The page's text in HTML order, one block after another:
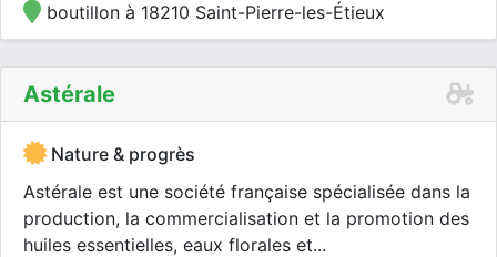
boutillon à 18210 Saint-Pierre-les-Étieux
Astérale
Nature & progrès
Astérale est une société française spécialisée dans la
production, la commercialisation et la promotion des
huiles essentielles, eaux florales et...